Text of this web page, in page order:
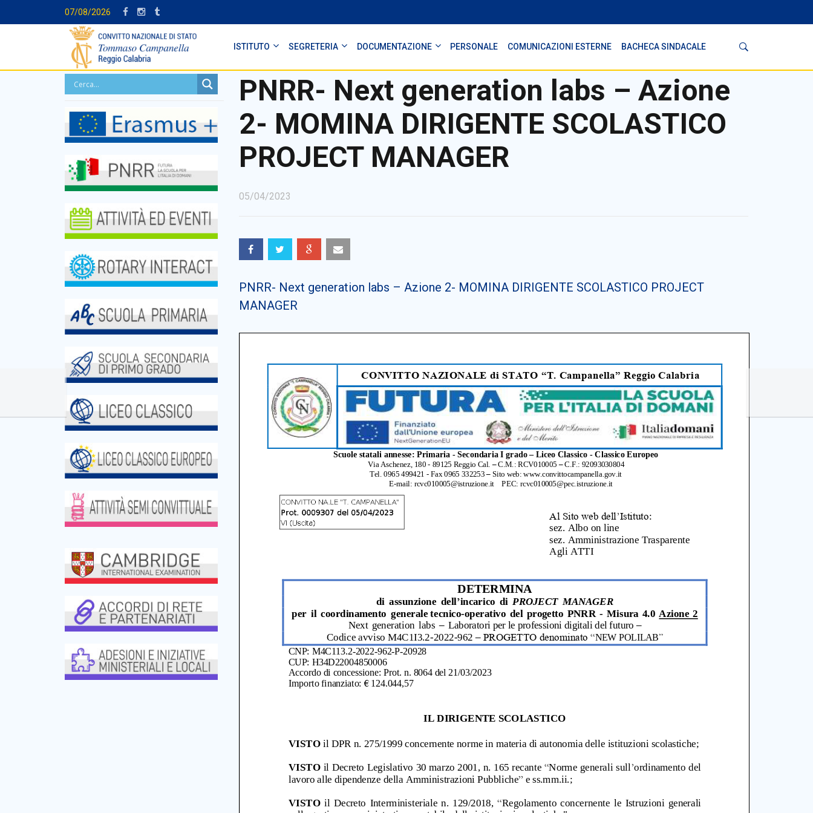
07/08/2026
ISTITUTO SEGRETERIA DOCUMENTAZIONE PERSONALE COMUNICAZIONI ESTERNE BACHECA SINDACALE
PNRR- Next generation labs – Azione
2- MOMINA DIRIGENTE SCOLASTICO
PROJECT MANAGER
05/04/2023
PNRR- Next generation labs – Azione 2- MOMINA DIRIGENTE SCOLASTICO PROJECT
MANAGER